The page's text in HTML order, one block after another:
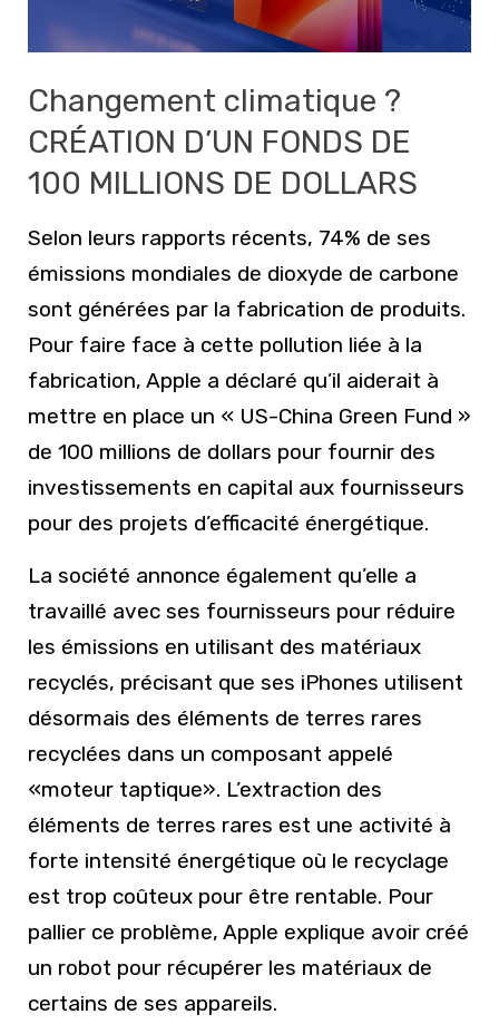
Changement climatique ?
CRÉATION D’UN FONDS DE
100 MILLIONS DE DOLLARS
Selon leurs rapports récents, 74% de ses
émissions mondiales de dioxyde de carbone
sont générées par la fabrication de produits.
Pour faire face à cette pollution liée à la
fabrication, Apple a déclaré qu’il aiderait à
mettre en place un « US-China Green Fund »
de 100 millions de dollars pour fournir des
investissements en capital aux fournisseurs
pour des projets d’efficacité énergétique.
La société annonce également qu’elle a
travaillé avec ses fournisseurs pour réduire
les émissions en utilisant des matériaux
recyclés, précisant que ses iPhones utilisent
désormais des éléments de terres rares
recyclées dans un composant appelé
«moteur taptique». L’extraction des
éléments de terres rares est une activité à
forte intensité énergétique où le recyclage
est trop coûteux pour être rentable. Pour
pallier ce problème, Apple explique avoir créé
un robot pour récupérer les matériaux de
certains de ses appareils.